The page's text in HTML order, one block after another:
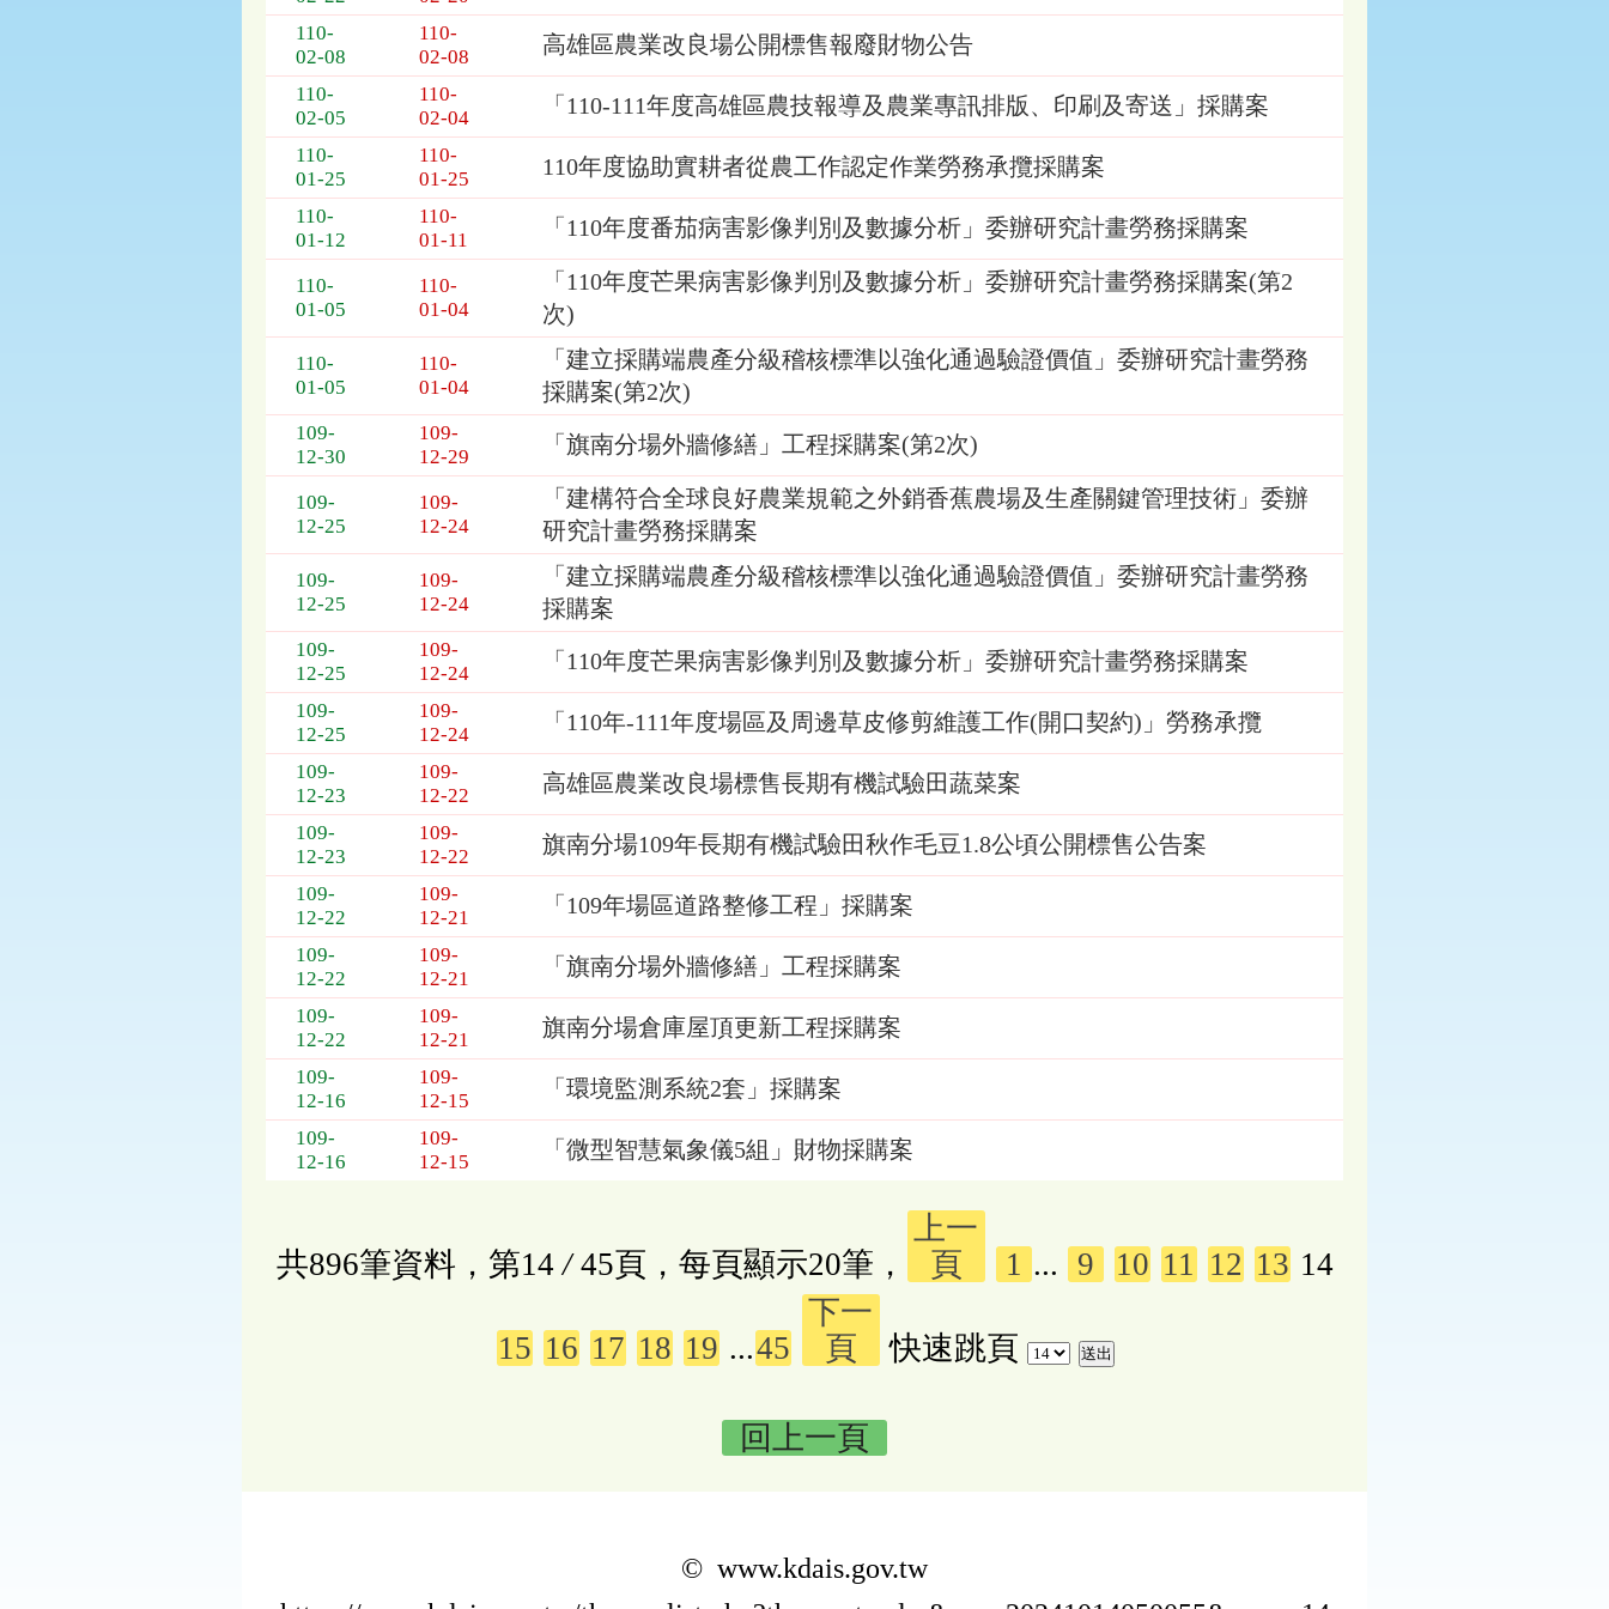
表，
位
為：
標
期、
期、
110-
02-08
110-
02-08
高雄區農業改良場公開標售報廢財物公告
110-
02-05
110-
02-04
「110-111年度高雄區農技報導及農業專訊排版、印刷及寄送」採購案
110-
01-25
110-
01-25
110年度協助實耕者從農工作認定作業勞務承攬採購案
110-
01-12
110-
01-11
「110年度番茄病害影像判別及數據分析」委辦研究計畫勞務採購案
110-
01-05
110-
01-04
「110年度芒果病害影像判別及數據分析」委辦研究計畫勞務採購案(第2
次)
110-
01-05
110-
01-04
「建立採購端農產分級稽核標準以強化通過驗證價值」委辦研究計畫勞務
採購案(第2次)
109-
12-30
109-
12-29
「旗南分場外牆修繕」工程採購案(第2次)
109-
12-25
109-
12-24
「建構符合全球良好農業規範之外銷香蕉農場及生產關鍵管理技術」委辦
研究計畫勞務採購案
109-
12-25
109-
12-24
「建立採購端農產分級稽核標準以強化通過驗證價值」委辦研究計畫勞務
採購案
109-
12-25
109-
12-24
「110年度芒果病害影像判別及數據分析」委辦研究計畫勞務採購案
109-
12-25
109-
12-24
「110年-111年度場區及周邊草皮修剪維護工作(開口契約)」勞務承攬
109-
12-23
109-
12-22
高雄區農業改良場標售長期有機試驗田蔬菜案
109-
12-23
109-
12-22
旗南分場109年長期有機試驗田秋作毛豆1.8公頃公開標售公告案
109-
12-22
109-
12-21
「109年場區道路整修工程」採購案
109-
12-22
109-
12-21
「旗南分場外牆修繕」工程採購案
109-
12-22
109-
12-21
旗南分場倉庫屋頂更新工程採購案
109-
12-16
109-
12-15
「環境監測系統2套」採購案
109-
12-16
109-
12-15
「微型智慧氣象儀5組」財物採購案
共896筆資料，第14 /45頁，每頁顯示20筆，
上一
頁
1 ... 9 10 11 12 13 14
15 16 17 18 19 ...45
下一
頁
快速跳頁
回上一頁
© www.kdais.gov.tw